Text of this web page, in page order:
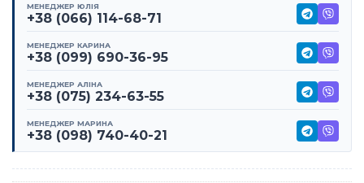
МЕНЕДЖЕР ЮЛІЯ
+38 (066) 114-68-71
МЕНЕДЖЕР КАРИНА
+38 (099) 690-36-95
МЕНЕДЖЕР АЛІНА
+38 (075) 234-63-55
МЕНЕДЖЕР МАРИНА
+38 (098) 740-40-21